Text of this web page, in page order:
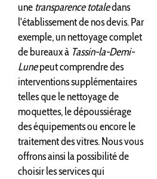
une transparence totaledans
l'établissement de nos devis. Par
exemple, un nettoyage complet
de bureaux à Tassin-la-Demi-
Lunepeut comprendre des
interventions supplémentaires
telles que le nettoyage de
moquettes, le dépoussiérage
des équipements ou encore le
traitement des vitres. Nous vous
offrons ainsi la possibilité de
choisir les services qui